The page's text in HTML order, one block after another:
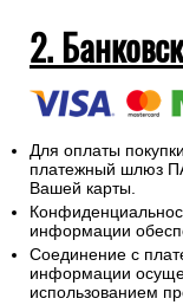
2.
Для оплаты
платежный шлюз
Вашей карты.
информации
Соединение с
информации
использованием